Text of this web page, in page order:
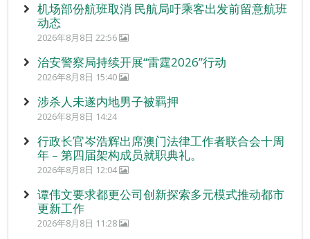
机场部份航班取消 民航局吁乘客出发前留意航班
动态
2026年8月8日 22:56
治安警察局持续开展“雷霆2026”行动
2026年8月8日 15:40
涉杀人未遂内地男子被羁押
2026年8月8日 14:24
行政长官岑浩辉出席澳门法律工作者联合会十周
年 – 第四届架构成员就职典礼。
2026年8月8日 12:04
谭伟文要求都更公司创新探索多元模式推动都市
更新工作
2026年8月8日 11:28